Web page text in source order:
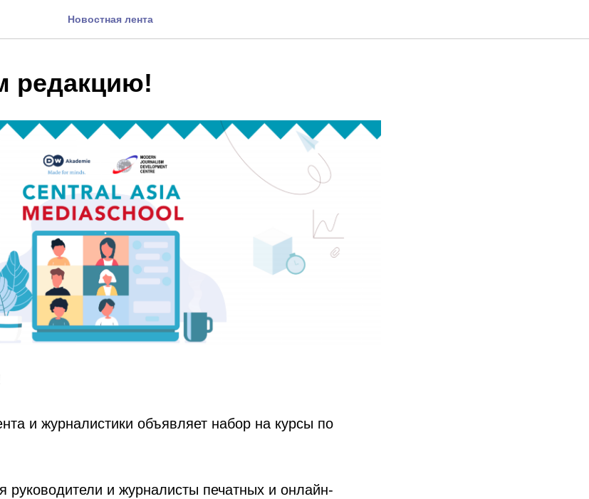
Новостная лента
редакцию!
и журналистики объявляет набор на курсы по
руководители и журналисты печатных и онлайн-